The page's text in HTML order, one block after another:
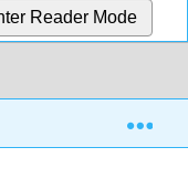
Reader Mode
LaMarr)